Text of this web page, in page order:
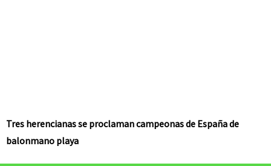
Tres herencianas se proclaman campeonas de España de
balonmano playa